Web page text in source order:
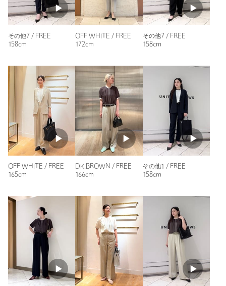
参考になった
ニックネーム： Di
投稿日： 2026年6月25日
購入サイズ：FREE
｜
購入カラー：DK.GRAY
購入商品のサイズ感：
ちょうどよい
思ったより涼しくて軽いので夏には重宝します。シンプルなデ
ザインなので色の良さが引き立ちます。
普段の着用サイズ： M
参考になった
ニックネーム： RED PINETREE
その他7 / FREE
158cm
OFF WHITE / FREE
172cm
その他7 / FREE
158cm
OFF WHITE / FREE
165cm
DK.BROWN / FREE
166cm
その他1 / FREE
158cm